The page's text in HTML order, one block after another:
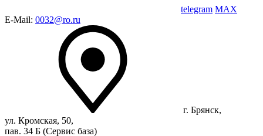
telegram MAX
E-Mail: 0032@ro.ru
г. Брянск,
ул. Кромская, 50,
пав. 34 Б (Сервис база)